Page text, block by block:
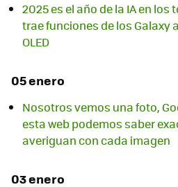
2025 es el año de la IA en
trae funciones de los Galaxy
OLED
05 enero
Nosotros vemos una foto,
esta web podemos saber
averiguan con cada imagen
03 enero